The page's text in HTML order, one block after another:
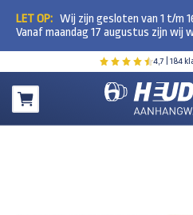
4,7 | 184
Winkelwagen
LET OP: Wij zijn gesloten van 1 t/m
Vanaf maandag 17 augustus zijn wij